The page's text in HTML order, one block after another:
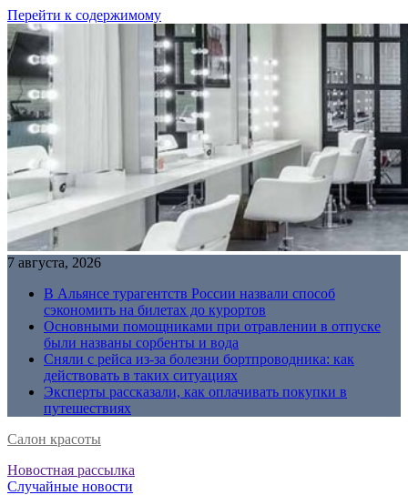
Перейти к содержимому
7 августа, 2026
В Альянсе турагентств России назвали способ
сэкономить на билетах до курортов
Основными помощниками при отравлении в отпуске
были названы сорбенты и вода
Сняли с рейса из-за болезни бортпроводника: как
действовать в таких ситуациях
Эксперты рассказали, как оплачивать покупки в
путешествиях
Салон красоты
Новостная рассылка
Случайные новости